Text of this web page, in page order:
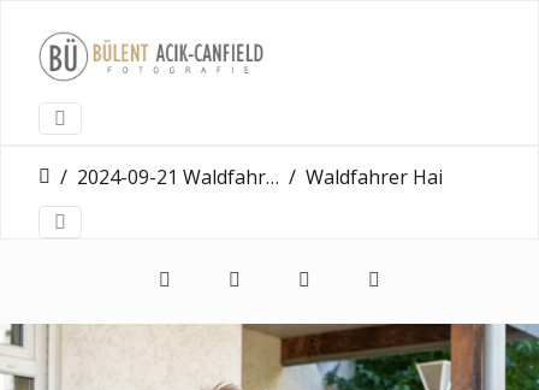
2024-09-21 Waldfahrer Erbenheim Waldfahrer Hairgangster Wiesbaden Erbenheim 21 09 2024 0007